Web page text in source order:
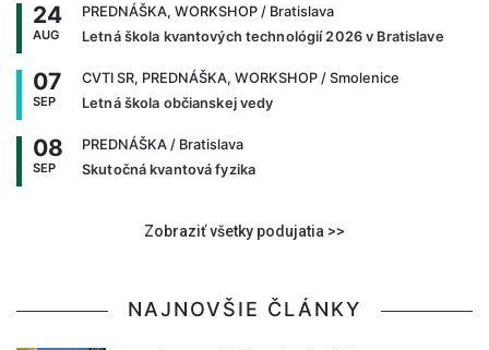
24
AUG
PREDNÁŠKA, WORKSHOP / Bratislava
Letná škola kvantových technológií 2026 v Bratislave
07
SEP
CVTI SR, PREDNÁŠKA, WORKSHOP / Smolenice
Letná škola občianskej vedy
08
SEP
PREDNÁŠKA / Bratislava
Skutočná kvantová fyzika
Zobraziť všetky podujatia >>
NAJNOVŠIE ČLÁNKY